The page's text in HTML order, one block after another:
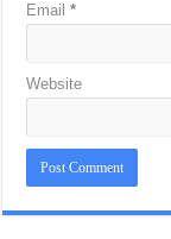
Email*
Website